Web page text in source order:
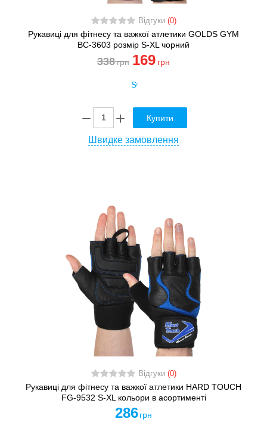
Відгуки (0)
Рукавиці для фітнесу та важкої атлетики GOLDS GYM
BC-3603 розмір S-XL чорний
338грн 169 грн
Купити
Швидке замовлення
Відгуки (0)
Рукавиці для фітнесу та важкої атлетики HARD TOUCH
FG-9532 S-XL кольори в асортименті
286 грн